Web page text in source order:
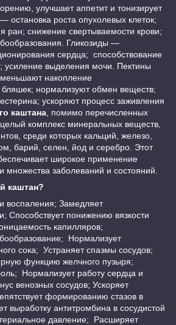
улучшает аппетит и тонизирует
остановка роста опухолевых клеток;
ран; снижение свертываемости крови;
Гликозиды —
сердца; способствование
усиление выделения мочи. Пектины
накопление
бляшек; нормализуют обмен веществ;
ускоряют процесс заживления
каштана , помимо перечисленных
комплекс минеральных веществ,
среди которых кальций, железо,
барий, селен, йод и серебро. Этот
широкое применение
множества заболеваний и состояний.
каштан?
воспаления; Замедляет
Способствует понижению вязкости
капилляров;
Нормализует
сока; Устраняет спазмы сосудов;
функцию желчного пузыря;
Нормализует работу сердца и
венозных сосудов; Ускоряет
формированию стазов в
выработку антитромбина в сосудистой
давление; Расширяет